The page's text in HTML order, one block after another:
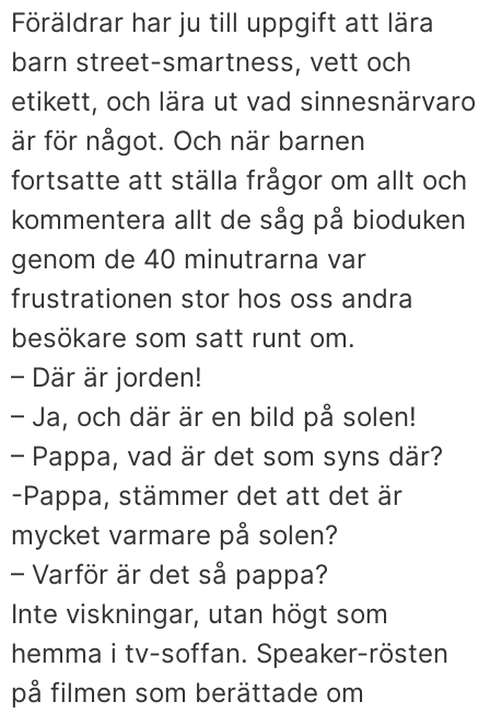
Föräldrar har ju till uppgift att lära
barn street-smartness, vett och
etikett, och lära ut vad sinnesnärvaro
är för något. Och när barnen
fortsatte att ställa frågor om allt och
kommentera allt de såg på bioduken
genom de 40 minutrarna var
frustrationen stor hos oss andra
besökare som satt runt om.
– Där är jorden!
– Ja, och där är en bild på solen!
– Pappa, vad är det som syns där?
-Pappa, stämmer det att det är
mycket varmare på solen?
– Varför är det så pappa?
Inte viskningar, utan högt som
hemma i tv-soffan. Speaker-rösten
på filmen som berättade om